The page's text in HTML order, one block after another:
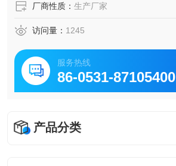
厂商性质： 生产厂家
访问量： 1245
服务热线
86-0531-87105400
产品分类